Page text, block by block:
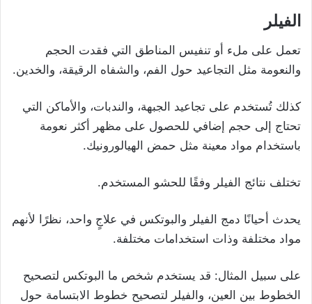
الفيلر
تعمل على ملء أو تنفيس المناطق التي فقدت الحجم
والنعومة مثل التجاعيد حول الفم، والشفاه الرقيقة، والخدين.
كذلك تُستخدم على تجاعيد الجبهة، والندبات، والأماكن التي
تحتاج إلى حجم إضافي للحصول على مظهر أكثر نعومة
باستخدام مواد معينة مثل حمض الهيالورونيك.
تختلف نتائج الفيلر وفقًا للحشو المستخدم.
يحدث أحيانًا دمج الفيلر والبوتكس في علاجٍ واحد، نظرًا لأنهم
مواد مختلفة وذات استخدامات مختلفة.
على سبيل المثال: قد يستخدم شخص ما البوتكس لتصحيح
الخطوط بين العين، والفيلر لتصحيح خطوط الابتسامة حول